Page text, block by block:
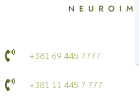
+381 69 445 7777
+381 11 445 7 777